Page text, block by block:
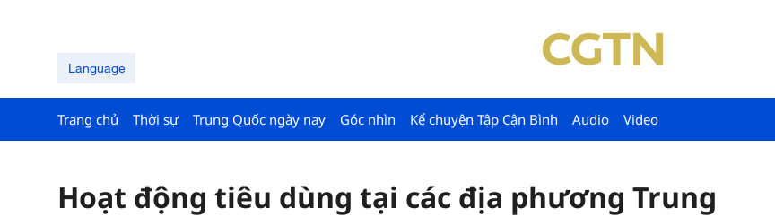
Language
Trang chủ Thời sự Trung Quốc ngày nay Góc nhìn Kể chuyện Tập Cận Bình Audio Video
Hoạt động tiêu dùng tại các địa phương Trung